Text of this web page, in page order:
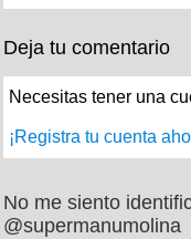
Deja tu comentario
Necesitas tener una
¡Registra tu cuenta
No me siento
@supermanumolina